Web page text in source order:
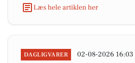
Læs hele artiklen her
DAGLIGVARER 02-08-2026 16:03